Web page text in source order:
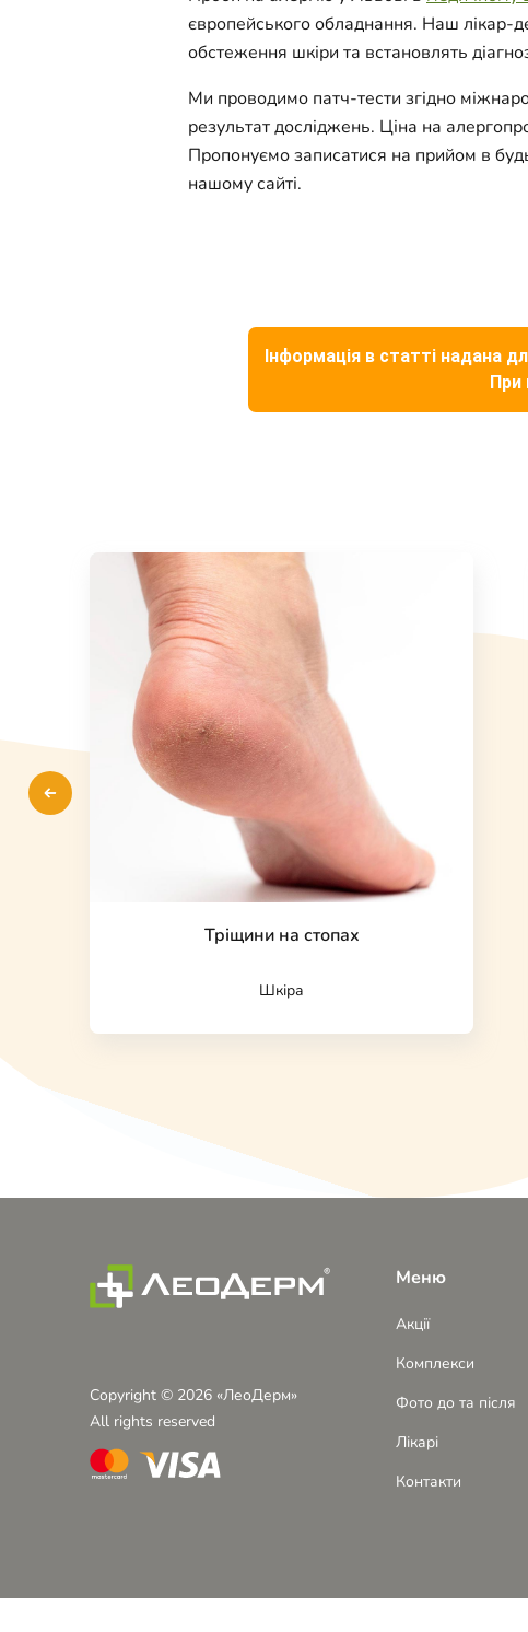
європейського обладнання. Наш лікар-
обстеження шкіри та встановлять
Ми проводимо патч-тести згідно
результат досліджень. Ціна на
Пропонуємо записатися на прийом в
нашому сайті.
Інформація в статті надана
При
Тріщини на стопах
Шкіра
Copyright © 2026 «ЛеоДерм»
All rights reserved
Меню
Акції
Комплекси
Фото до та після
Лікарі
Контакти